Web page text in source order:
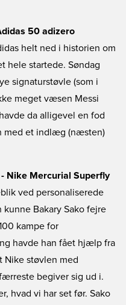
50 adizero
helt ned i historien om
hele startede. Søndag
signaturstøvle (som i
meget væsen Messi
da alligevel en fod
med et indlæg (næsten)
Nike Mercurial Superfly
ved personaliserede
Bakary Sako fejre
kampe for
havde han fået hjælp fra
Nike støvlen med
begiver sig ud i.
hvad vi har set før. Sako